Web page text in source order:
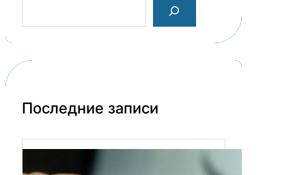
a
h
Последние записи